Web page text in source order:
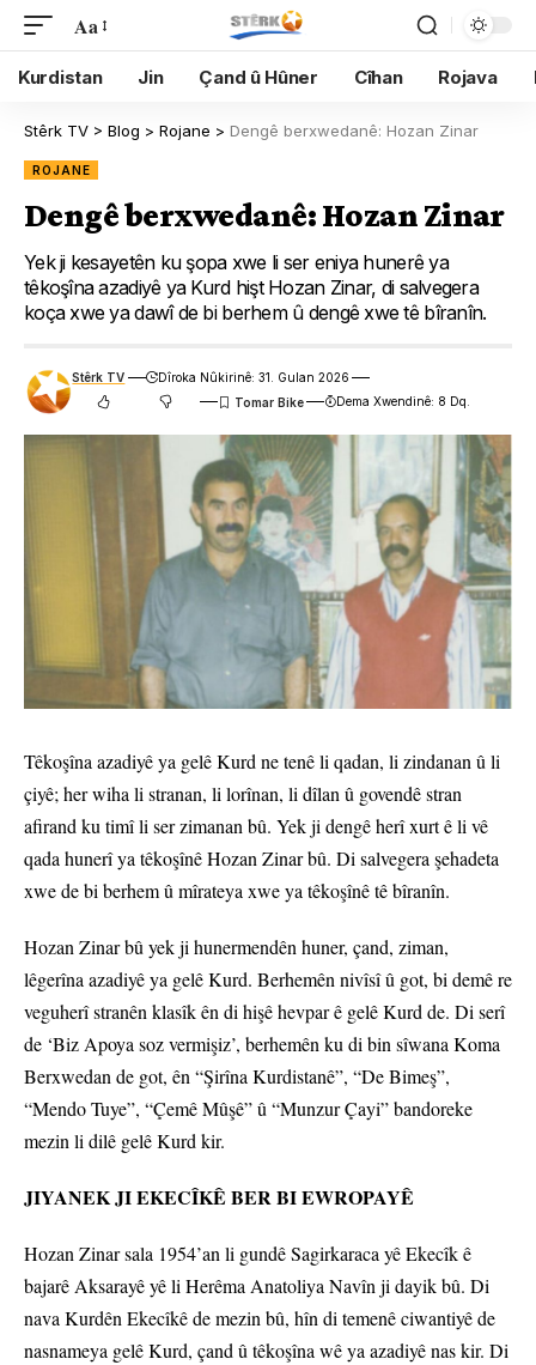
Aa
Kurdistan Jin Çand û Hûner Cîhan Rojava
Stêrk TV > Blog > Rojane > Dengê berxwedanê: Hozan Zinar
ROJANE
Dengê berxwedanê: Hozan Zinar
Yek ji kesayetên ku şopa xwe li ser eniya hunerê ya
têkoşîna azadiyê ya Kurd hişt Hozan Zinar, di salvegera
koça xwe ya dawî de bi berhem û dengê xwe tê bîranîn.
Stêrk TV
Dîroka Nûkirinê: 31. Gulan 2026
Dema Xwendinê: 8 Dq.
Têkoşîna azadiyê ya gelê Kurd ne tenê li qadan, li zindanan û li
çiyê; her wiha li stranan, li lorînan, li dîlan û govendê stran
afirand ku timî li ser zimanan bû. Yek ji dengê herî xurt ê li vê
qada hunerî ya têkoşînê Hozan Zinar bû. Di salvegera şehadeta
xwe de bi berhem û mîrateya xwe ya têkoşînê tê bîranîn.
Hozan Zinar bû yek ji hunermendên huner, çand, ziman,
lêgerîna azadiyê ya gelê Kurd. Berhemên nivîsî û got, bi demê re
veguherî stranên klasîk ên di hişê hevpar ê gelê Kurd de. Di serî
de ‘Biz Apoya soz vermişiz’, berhemên ku di bin sîwana Koma
Berxwedan de got, ên “Şirîna Kurdistanê”, “De Bimeş”,
“Mendo Tuye”, “Çemê Mûşê” û “Munzur Çayi” bandoreke
mezin li dilê gelê Kurd kir.
JIYANEK JI EKECÎKÊ BER BI EWROPAYÊ
Hozan Zinar sala 1954’an li gundê Sagirkaraca yê Ekecîk ê
bajarê Aksarayê yê li Herêma Anatoliya Navîn ji dayik bû. Di
nava Kurdên Ekecîkê de mezin bû, hîn di temenê ciwantiyê de
nasnameya gelê Kurd, çand û têkoşîna wê ya azadiyê nas kir. Di